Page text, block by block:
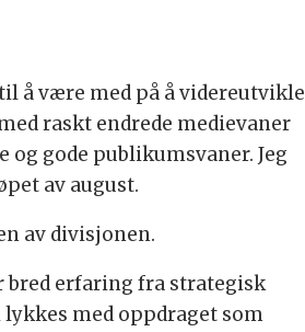
å være med på å videreutvikle
raskt endrede medievaner
gode publikumsvaner. Jeg
av august.
av divisjonen.
bred erfaring fra strategisk
med oppdraget som